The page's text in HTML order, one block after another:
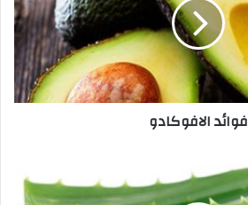
فوائد الافوكادو